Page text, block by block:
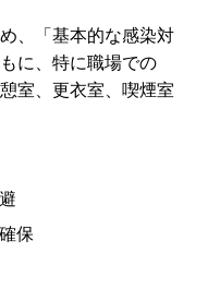
、「基本的な感染対
に、特に職場での
室、更衣室、喫煙室
保